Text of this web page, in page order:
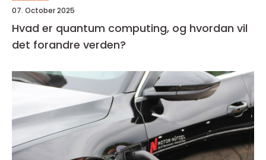
07. October 2025
Hvad er quantum computing, og hvordan vil
det forandre verden?